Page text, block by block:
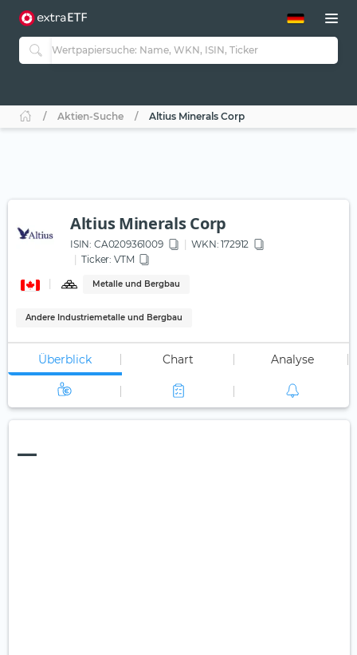
ETF-Guide 2.0
Guide Aktive ETFs
ETF-Sparpläne
Aktien-Suche Altius Minerals Corp
Altius Minerals Corp
ISIN: CA0209361009 WKN: 172912
Ticker: VTM
Metalle und Bergbau
Andere Industriemetalle und Bergbau
Überblick Chart Analyse
—